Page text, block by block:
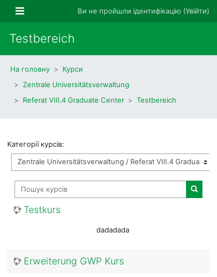
Бокова панельВи не пройшли ідентифікацію (Увійти)
Testbereich
На головну
Курси
Zentrale Universitätsverwaltung
Referat VIII.4 Graduate Center
Testbereich
Категорії курсів:
Пошук курсів
Пошук
Testkurs
dadadada
Erweiterung GWP Kurs